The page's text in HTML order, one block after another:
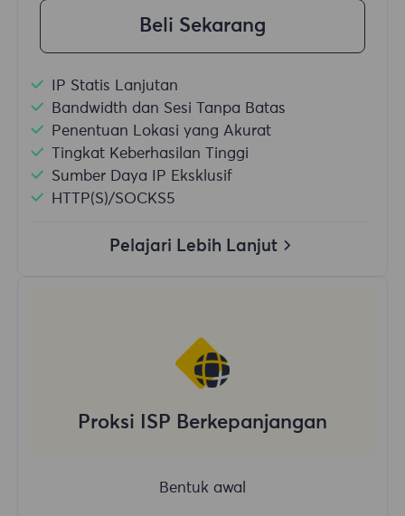
Beli Sekarang
IP Statis Lanjutan
Bandwidth dan Sesi Tanpa Batas
Penentuan Lokasi yang Akurat
Tingkat Keberhasilan Tinggi
Sumber Daya IP Eksklusif
HTTP(S)/SOCKS5
Pelajari Lebih Lanjut
Proksi ISP Berkepanjangan
Bentuk awal